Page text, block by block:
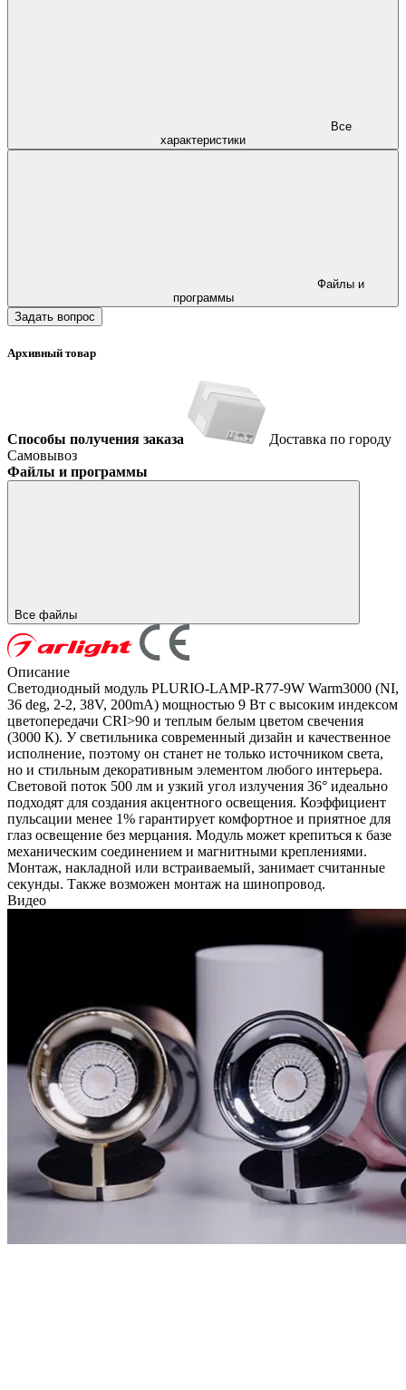
характеристики
программы
Задать вопрос
Архивный товар
Способы получения заказа
Доставка по городу
Самовывоз
Файлы и программы
Все файлы
Описание
Светодиодный модуль PLURIO-LAMP-R77-9W Warm3000 (NI,
36 deg, 2-2, 38V, 200mA) мощностью 9 Вт с высоким индексом
цветопередачи CRI>90 и теплым белым цветом свечения
(3000 К). У светильника современный дизайн и качественное
исполнение, поэтому он станет не только источником света,
но и стильным декоративным элементом любого интерьера.
Световой поток 500 лм и узкий угол излучения 36° идеально
подходят для создания акцентного освещения. Коэффициент
пульсации менее 1% гарантирует комфортное и приятное для
глаз освещение без мерцания. Модуль может крепиться к базе
механическим соединением и магнитными креплениями.
Монтаж, накладной или встраиваемый, занимает считанные
секунды. Также возможен монтаж на шинопровод.
Видео